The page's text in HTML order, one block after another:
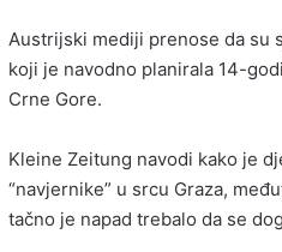
Austrijski mediji prenose da su
koji je navodno planirala 14-
Crne Gore.
Kleine Zeitung navodi kako je
“navjernike” u srcu Graza,
tačno je napad trebalo da se